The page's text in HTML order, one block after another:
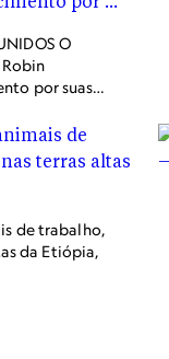
O
por suas
enquanto
em uma
A garota
Avery
City,
uma
foto para
de trabalho,
da Etiópia,